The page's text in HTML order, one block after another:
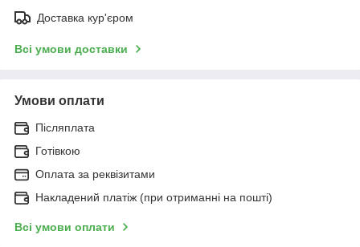
Доставка кур'єром
Всі умови доставки
Умови оплати
Післяплата
Готівкою
Оплата за реквізитами
Накладений платіж (при отриманні на пошті)
Всі умови оплати